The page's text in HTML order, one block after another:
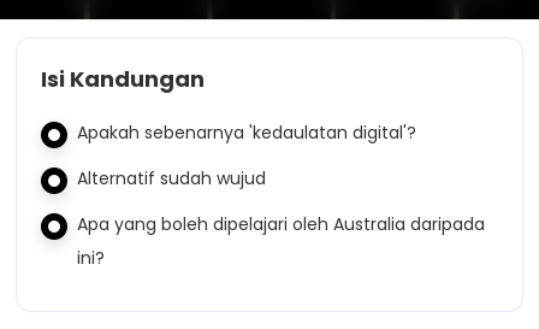
Isi Kandungan
Apakah sebenarnya 'kedaulatan digital'?
Alternatif sudah wujud
Apa yang boleh dipelajari oleh Australia daripada
ini?